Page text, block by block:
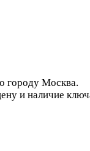
городу Москва.
и наличие